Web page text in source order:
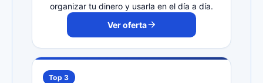
organizar tu dinero y usarla en el día a día.
Ver oferta
Top 3